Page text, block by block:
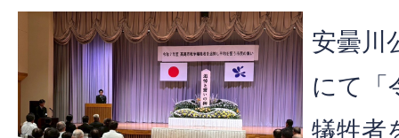
安曇川
にて「
犠牲者